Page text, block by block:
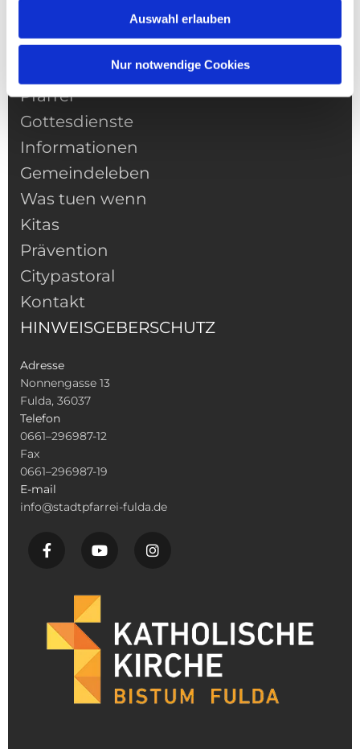
Auswahl erlauben
Nur notwendige Cookies
NAVIGATION
Pfarrei
Gottesdienste
Informationen
Gemeindeleben
Was tuen wenn
Kitas
Prävention
Citypastoral
Kontakt
HINWEISGEBERSCHUTZ
Adresse
Nonnengasse 13
Fulda, 36037
Telefon
0661–296987-12
Fax
0661–296987-19
E-mail
info@stadtpfarrei-fulda.de